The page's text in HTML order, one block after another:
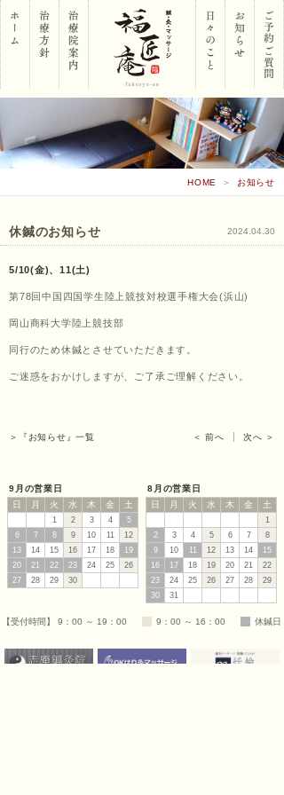
岡山
市南
灸･マ
ージ
福匠
HOME ＞ お知らせ
2024.04.30
休鍼のお知らせ
5/10(金)、11(土)
第78回中国四国学生陸上競技対校選手権大会(浜山)
岡山商科大学陸上競技部
同行のため休鍼とさせていただきます。
ご迷惑をおかけしますが、ご了承ご理解ください。
＞『お知らせ』一覧 ＜ 前へ 次へ ＞
9月の営業日
日
月 火 水 木 金 土
1 2 3 4
5
6
7 8 9 10 11
12
13
14 15 16 17 18
19
20
21 22 23 24 25
26
27
28 29 30
8月の営業日
日
月 火 水 木 金 土
1
2
3 4 5 6 7
8
9
10 11 12 13 14
15
16
17 18 19 20 21
22
23
24 25 26 27 28
29
30
31
【受付時間】 9：00 ～ 19：00 9：00 ～ 16：00 休鍼日